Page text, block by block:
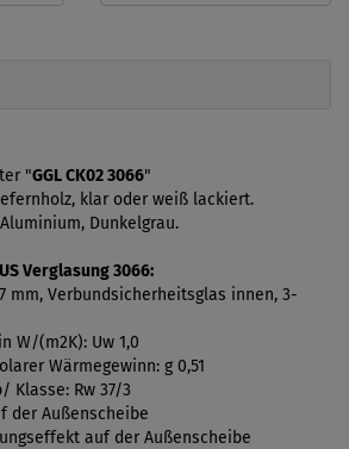
"GGL CK02 3066"
klar oder weiß lackiert.
Dunkelgrau.
Verglasung 3066:
mm, Verbundsicherheitsglas innen, 3-
W/(m2K): Uw 1,0
Wärmegewinn: g 0,51
Klasse: Rw 37/3
der Außenscheibe
auf der Außenscheibe